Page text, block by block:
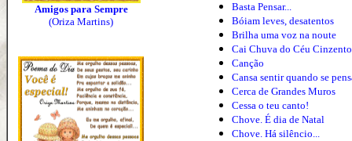
Amigos para Sempre
(Oriza Martins)
Basta Pensar...
Bóiam leves, desatentos
Brilha uma voz na noute
Cai Chuva do Céu Cinzento
Canção
Cansa sentir quando se
Cerca de Grandes Muros
Cessa o teu canto!
Chove. É dia de Natal
Chove. Há silêncio...